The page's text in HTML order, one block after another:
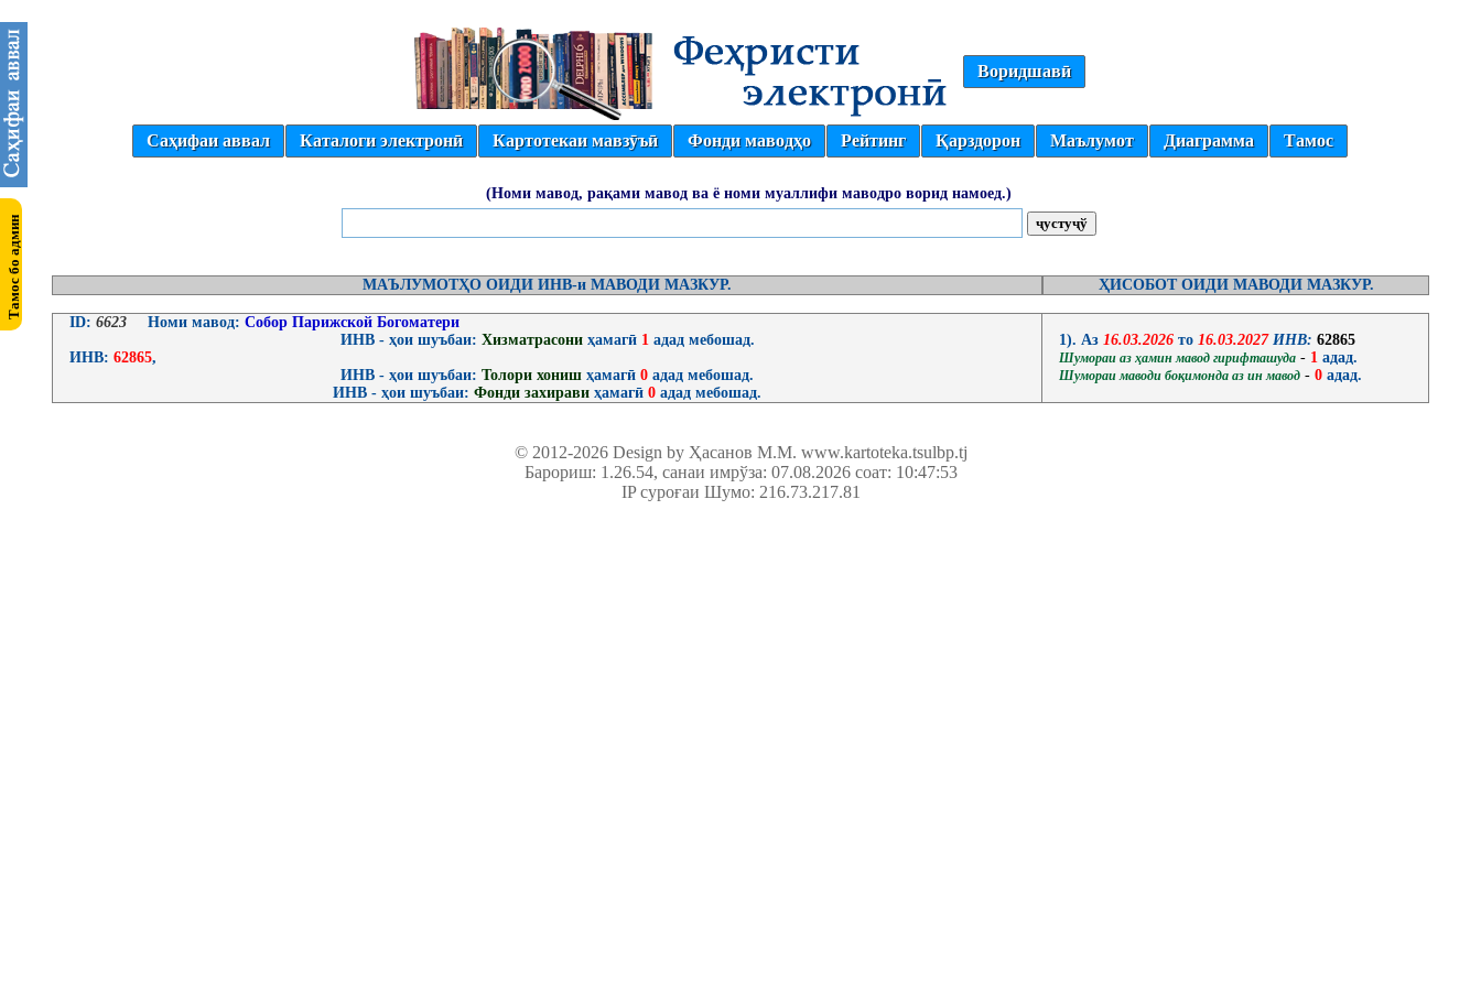
Воридшавӣ
Саҳифаи аввал Каталоги электронӣ Картотекаи мавзӯъӣ Фонди маводҳо Рейтинг Қарздорон Маълумот Диаграмма Тамос
(Номи мавод, рақами мавод ва ё номи муаллифи маводро ворид намоед.)
МАЪЛУМОТҲО ОИДИ ИНВ-и МАВОДИ МАЗКУР. ҲИСОБОТ ОИДИ МАВОДИ МАЗКУР.
ID: 6623 Номи мавод: Собор Парижской Богоматери
ИНВ - ҳои шуъбаи: Хизматрасониҳамагӣ 1адад мебошад.
ИНВ: 62865,
ИНВ - ҳои шуъбаи: Толори хониш ҳамагӣ 0 адад мебошад.
ИНВ - ҳои шуъбаи: Фонди захирави ҳамагӣ 0 адад мебошад.
1). Аз 16.03.2026 то 16.03.2027 ИНВ: 62865
Шумораи аз ҳамин мавод гирифташуда - 1 адад.
Шумораи маводи боқимонда аз ин мавод - 0 адад.
© 2012-2026 Design by Ҳасанов М.М. www.kartoteka.tsulbp.tj
Барориш: 1.26.54, санаи имрўза: 07.08.2026 соат: 10:47:53
IP суроғаи Шумо: 216.73.217.81